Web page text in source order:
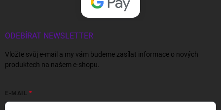
ODEBÍRAT NEWSLETTER
Vložte svůj e-mail a my vám budeme zasílat informace o nových
produktech na našem e-shopu.
E-MAIL